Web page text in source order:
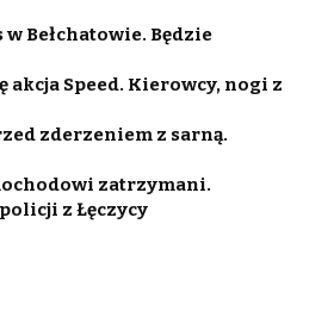
Bełchatowie. Będzie
akcja Speed. Kierowcy, nogi z
zderzeniem z sarną.
zatrzymani.
z Łęczycy